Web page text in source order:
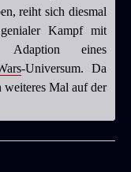
reiht sich diesmal
Kampf mit
eines
-Universum. Da
weiteres Mal auf der